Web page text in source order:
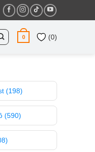
0 (0)
(198)
(590)